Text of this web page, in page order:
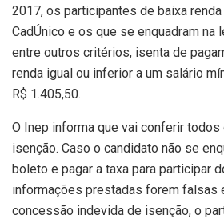
2017, os participantes de baixa
CadÚnico e os que se enquadram na
entre outros critérios, isenta de
renda igual ou inferior a um salário
R$ 1.405,50.
O Inep informa que vai conferir
isenção. Caso o candidato não se
boleto e pagar a taxa para participar
informações prestadas forem falsas
concessão indevida de isenção, o